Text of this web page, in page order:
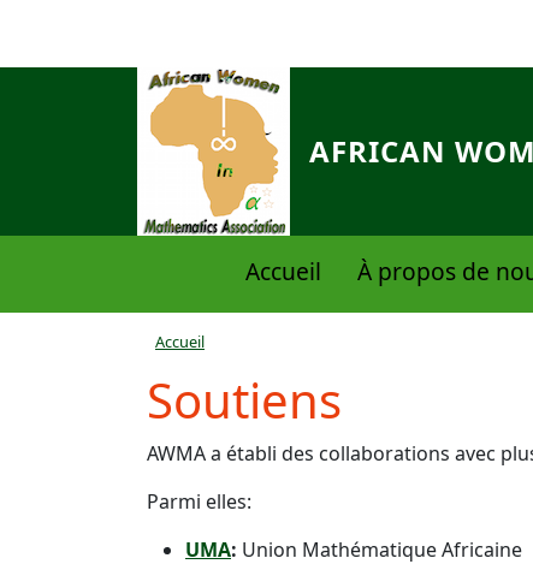
AFRICAN
Navigation principale
Accueil À propos de
Fil d'Ariane
Accueil
Soutiens
AWMA a établi des collaborations avec
Parmi elles:
UMA: Union Mathématique Africaine